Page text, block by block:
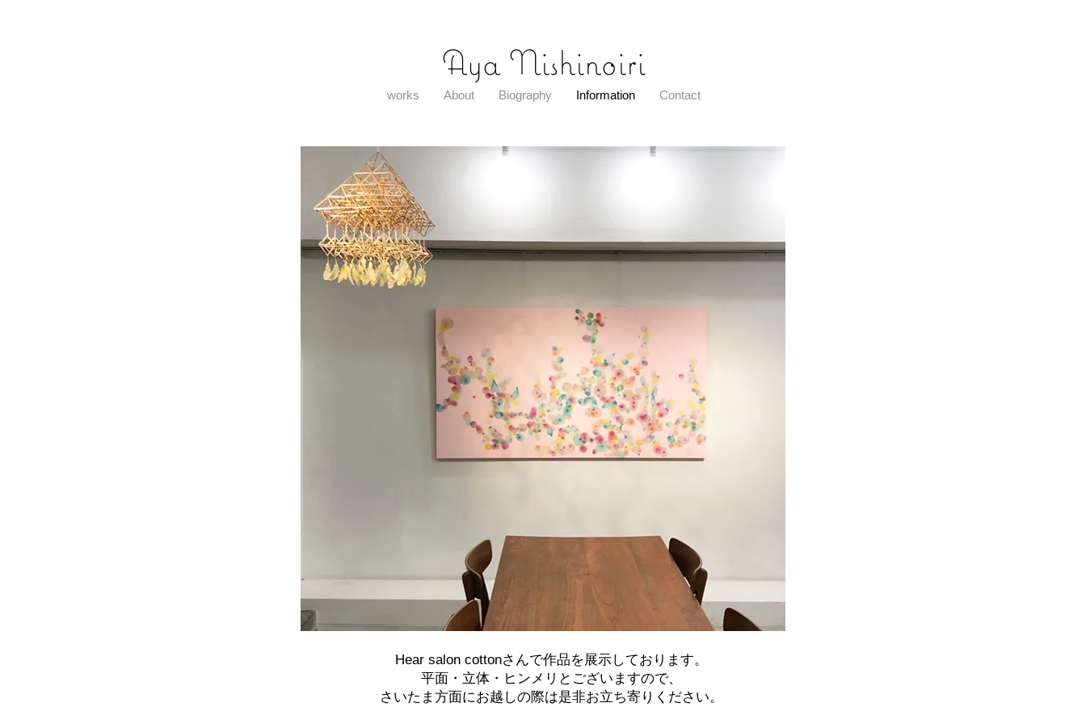
​Aya Nishinoiri
works About Biography Information Contact
Hearsalon
​Hear salon cottonさんで作品を展示しております。
平面・立体・ヒンメリとございますので、
さいたま方面にお越しの際は是非お立ち寄りください。